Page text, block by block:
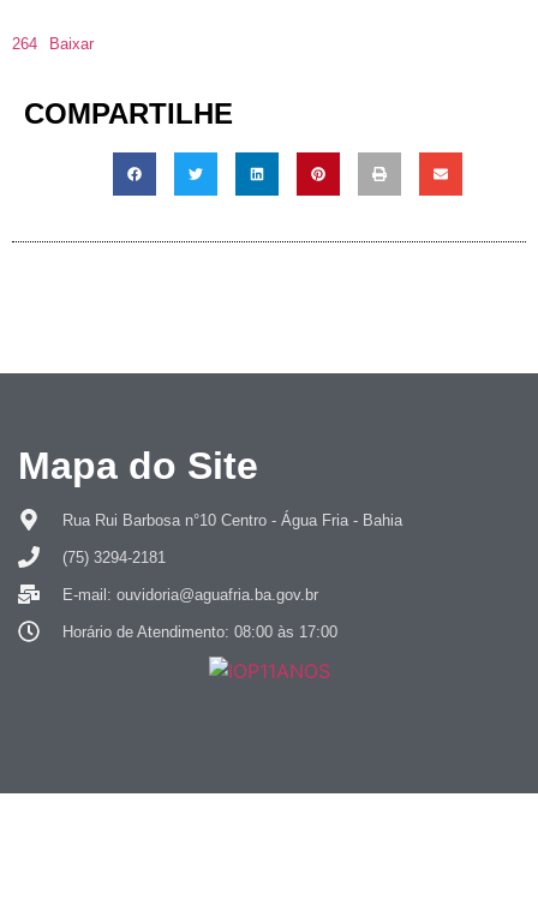
264 Baixar
COMPARTILHE
Mapa do Site
Rua Rui Barbosa n°10 Centro - Água Fria - Bahia
(75) 3294-2181
E-mail: ouvidoria@aguafria.ba.gov.br
Horário de Atendimento: 08:00 às 17:00